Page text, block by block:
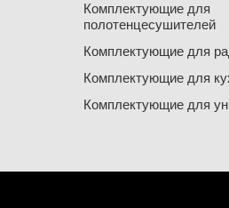
Комплектующие для
полотенцесушителей
Комплектующие для
Комплектующие для
Комплектующие для